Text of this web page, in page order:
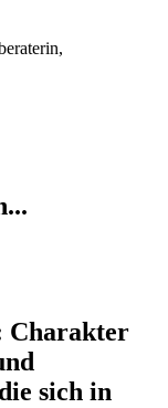
Charakter
sich in